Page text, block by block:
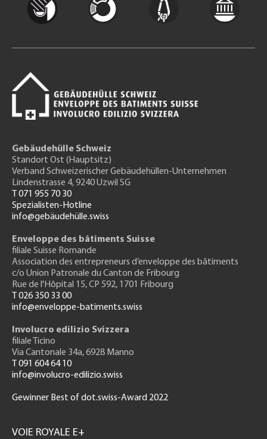
Gebäudehülle Schweiz
Standort Ost (Hauptsitz)
Verband Schweizerischer Gebäudehüllen-Unternehmen
Lindenstrasse 4, 9240 Uzwil SG
T 071 955 70 30
Spezialisten-Hotline
info@gebäudehülle.swiss
Enveloppe des bâtiments Suisse
filiale Suisse Romande
Association des entrepreneurs d’enveloppe des bâtiments
c/o Union Patronale du Canton de Fribourg
Rue de l'Hôpital 15, CP 592, 1701 Fribourg
T 026 350 33 00
info@enveloppe-batiments.swiss
Involucro edilizio Svizzera
filiale Ticino
Via Cantonale 34a, 6928 Manno
T 091 604 64 10
info@involucro-edilizio.swiss
Gewinner Best of dot.swiss-Award 2022
GH
VOIE ROYALE E+